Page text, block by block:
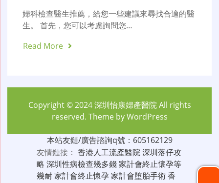
婦科檢查醫生推薦，給您一些建議來尋找合適的醫
生。 首先，您可以考慮詢問您…
Read More
Copyright © 2024深圳怡康婦產醫院All rights
reserved. Theme byWordPress
本站友鏈/廣告諮詢q號：605162129
友情鏈接： 香港人工流產醫院深圳落仔攻
略 深圳性病檢查幾多錢家計會終止懷孕等
幾耐家計會終止懷孕家計會堕胎手術香